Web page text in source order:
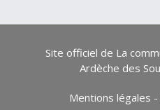
Site officiel de La
Ardèche des
Mentions légales -